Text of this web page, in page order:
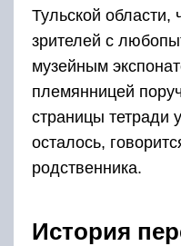
Тульской области,
зрителей с
музейным
племянницей
страницы тетради
осталось,
родственника.
История